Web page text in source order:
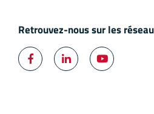
Retrouvez-nous sur les

Facebook

LinkedIn

YouTube